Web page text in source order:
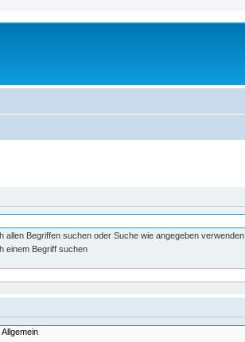
allen Begriffen suchen oder Suche wie angegeben verwenden
einem Begriff suchen